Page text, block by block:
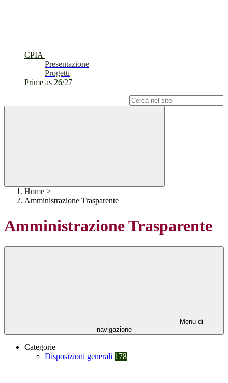
CPIA
Presentazione
Progetti
Prime as 26/27
Home >
Amministrazione Trasparente
Amministrazione Trasparente
Menu di
navigazione
Categorie
Disposizioni generali 178